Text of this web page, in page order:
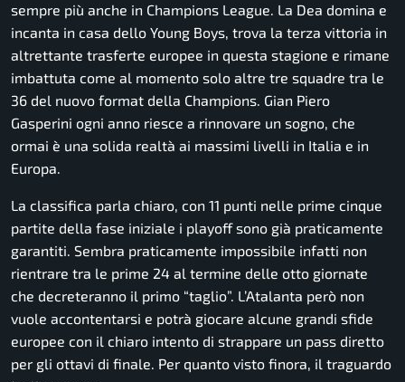
sempre più anche in Champions League. La Dea domina e
incanta in casa dello Young Boys, trova la terza vittoria in
altrettante trasferte europee in questa stagione e rimane
imbattuta come al momento solo altre tre squadre tra le
36 del nuovo format della Champions. Gian Piero
Gasperini ogni anno riesce a rinnovare un sogno, che
ormai è una solida realtà ai massimi livelli in Italia e in
Europa.
La classifica parla chiaro, con 11 punti nelle prime cinque
partite della fase iniziale i playoff sono già praticamente
garantiti. Sembra praticamente impossibile infatti non
rientrare tra le prime 24 al termine delle otto giornate
che decreteranno il primo “taglio”. L’Atalanta però non
vuole accontentarsi e potrà giocare alcune grandi sfide
europee con il chiaro intento di strappare un pass diretto
per gli ottavi di finale. Per quanto visto finora, il traguardo